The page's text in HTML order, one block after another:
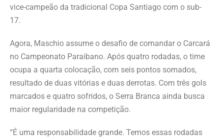
vice-campeão da tradicional Copa Santiago com o sub-
17.
Agora, Maschio assume o desafio de comandar o Carcará
no Campeonato Paraibano. Após quatro rodadas, o time
ocupa a quarta colocação, com seis pontos somados,
resultado de duas vitórias e duas derrotas. Com três gols
marcados e quatro sofridos, o Serra Branca ainda busca
maior regularidade na competição.
“É uma responsabilidade grande. Temos essas rodadas